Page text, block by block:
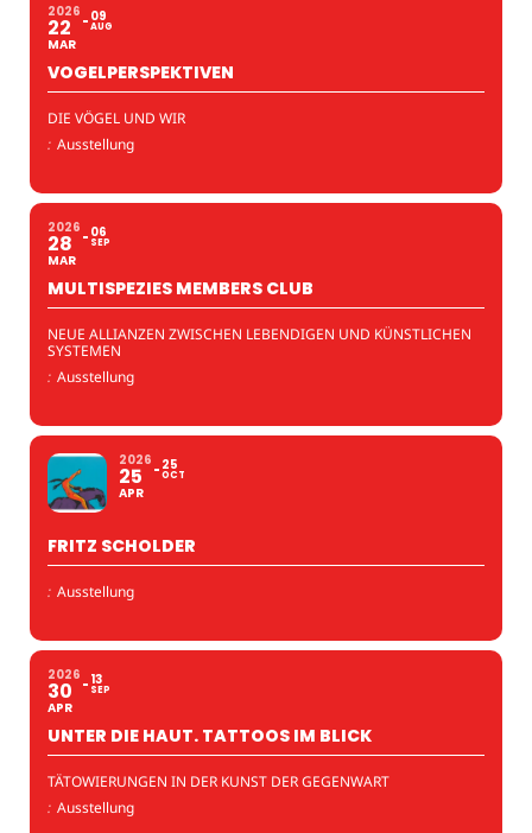
2026
22
MAR
09
AUG
VOGELPERSPEKTIVEN
DIE VÖGEL UND WIR
: Ausstellung
2026
28
MAR
06
SEP
MULTISPEZIES MEMBERS CLUB
NEUE ALLIANZEN ZWISCHEN LEBENDIGEN UND KÜNSTLICHEN
SYSTEMEN
: Ausstellung
2026
25
APR
25
OCT
FRITZ SCHOLDER
: Ausstellung
2026
30
APR
13
SEP
UNTER DIE HAUT. TATTOOS IM BLICK
TÄTOWIERUNGEN IN DER KUNST DER GEGENWART
: Ausstellung